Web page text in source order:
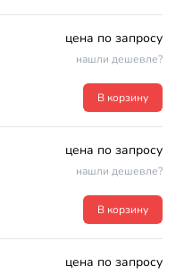
цена по запросу
нашли дешевле?
В корзину
цена по запросу
нашли дешевле?
В корзину
цена по запросу